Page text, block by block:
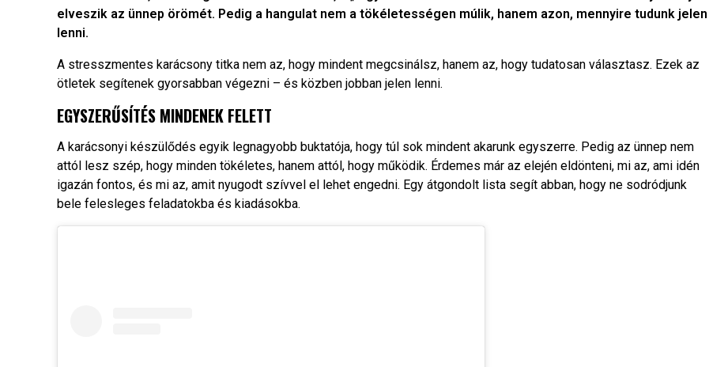
elveszik az ünnep örömét. Pedig a hangulat nem a tökéletességen múlik, hanem azon, mennyire tudunk jelen
lenni.
A stresszmentes karácsony titka nem az, hogy mindent megcsinálsz, hanem az, hogy tudatosan választasz. Ezek az
ötletek segítenek gyorsabban végezni – és közben jobban jelen lenni.
EGYSZERŰSÍTÉS MINDENEK FELETT
A karácsonyi készülődés egyik legnagyobb buktatója, hogy túl sok mindent akarunk egyszerre. Pedig az ünnep nem
attól lesz szép, hogy minden tökéletes, hanem attól, hogy működik. Érdemes már az elején eldönteni, mi az, ami idén
igazán fontos, és mi az, amit nyugodt szívvel el lehet engedni. Egy átgondolt lista segít abban, hogy ne sodródjunk
bele felesleges feladatokba és kiadásokba.